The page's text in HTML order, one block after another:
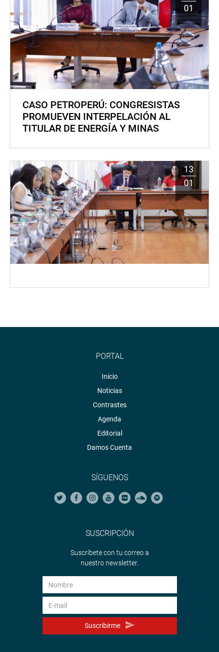
01
CASO PETROPERÚ: CONGRESISTAS
PROMUEVEN INTERPELACIÓN AL
TITULAR DE ENERGÍA Y MINAS
13
01
PORTAL
Inicio
Noticias
Contrastes
Agenda
Editorial
Damos Cuenta
SÍGUENOS
SUSCRIPCIÓN
Suscríbete con tu correo a
nuestro newsletter.
Suscribirme